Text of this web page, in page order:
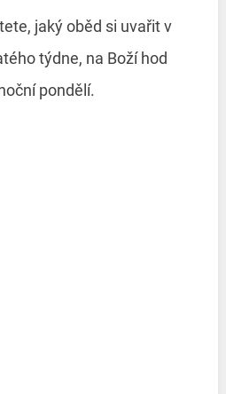
jaký oběd si uvařit v
týdne, na Boží hod
pondělí.